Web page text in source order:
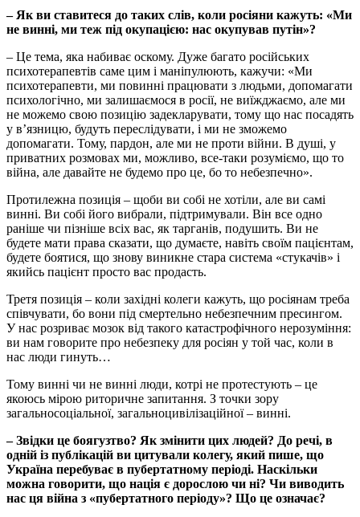
– Як ви ставитеся до таких слів, коли росіяни кажуть: «Ми
не винні, ми теж під окупацією: нас окупував путін»?
– Це тема, яка набиває оскому. Дуже багато російських
психотерапевтів саме цим і маніпулюють, кажучи: «Ми
психотерапевти, ми повинні працювати з людьми, допомагати
психологічно, ми залишаємося в росії, не виїжджаємо, але ми
не можемо свою позицію задекларувати, тому що нас посадять
у в’язницю, будуть переслідувати, і ми не зможемо
допомагати. Тому, пардон, але ми не проти війни. В душі, у
приватних розмовах ми, можливо, все-таки розуміємо, що то
війна, але давайте не будемо про це, бо то небезпечно».
Протилежна позиція – щоби ви собі не хотіли, але ви самі
винні. Ви собі його вибрали, підтримували. Він все одно
раніше чи пізніше всіх вас, як тарганів, подушить. Ви не
будете мати права сказати, що думаєте, навіть своїм пацієнтам,
будете боятися, що знову виникне стара система «стукачів» і
якийсь пацієнт просто вас продасть.
Третя позиція – коли західні колеги кажуть, що росіянам треба
співчувати, бо вони під смертельно небезпечним пресингом.
У нас розриває мозок від такого катастрофічного нерозуміння:
ви нам говорите про небезпеку для росіян у той час, коли в
нас люди гинуть…
Тому винні чи не винні люди, котрі не протестують – це
якоюсь мірою риторичне запитання. З точки зору
загальносоціальної, загальноцивілізаційної – винні.
– Звідки це боягузтво? Як змінити цих людей? До речі, в
одній із публікацій ви цитували колегу, який пише, що
Україна перебуває в пубертатному періоді. Наскільки
можна говорити, що нація є дорослою чи ні? Чи виводить
нас ця війна з «пубертатного періоду»? Що це означає?